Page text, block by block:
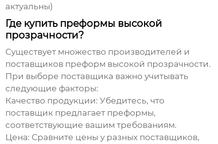
актуальны)
Где купить преформы высокой
прозрачности?
Существует множество производителей и
поставщиков преформ высокой прозрачности.
При выборе поставщика важно учитывать
следующие факторы:
Качество продукции: Убедитесь, что
поставщик предлагает преформы,
соответствующие вашим требованиям.
Цена: Сравните цены у разных поставщиков,